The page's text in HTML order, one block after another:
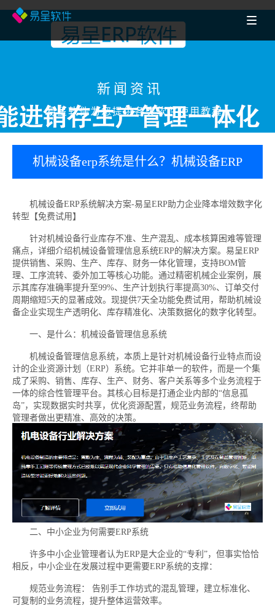
新闻资讯
易呈软件为您提供各类软件使用教程
机械设备erp系统是什么？机械设备ERP
机械设备ERP系统解决方案-易呈ERP助力企业降本增效数字化
转型【免费试用】
针对机械设备行业库存不准、生产混乱、成本核算困难等管理
痛点，详细介绍机械设备管理信息系统ERP的解决方案。易呈ERP
提供销售、采购、生产、库存、财务一体化管理，支持BOM管
理、工序流转、委外加工等核心功能。通过精密机械企业案例，展
示其库存准确率提升至99%、生产计划执行率提高30%、订单交付
周期缩短5天的显著成效。现提供7天全功能免费试用，帮助机械设
备企业实现生产透明化、库存精准化、决策数据化的数字化转型。
一、是什么：机械设备管理信息系统
机械设备管理信息系统，本质上是针对机械设备行业特点而设
计的企业资源计划（ERP）系统。它并非单一的软件，而是一个集
成了采购、销售、库存、生产、财务、客户关系等多个业务流程于
一体的综合性管理平台。其核心目标是打通企业内部的“信息孤
岛”，实现数据实时共享，优化资源配置，规范业务流程，终帮助
管理者做出更精准、高效的决策。
二、中小企业为何需要ERP系统
许多中小企业管理者认为ERP是大企业的“专利”，但事实恰恰
相反，中小企业在发展过程中更需要ERP系统的支撑：
规范业务流程： 告别手工作坊式的混乱管理，建立标准化、
可复制的业务流程，提升整体运营效率。